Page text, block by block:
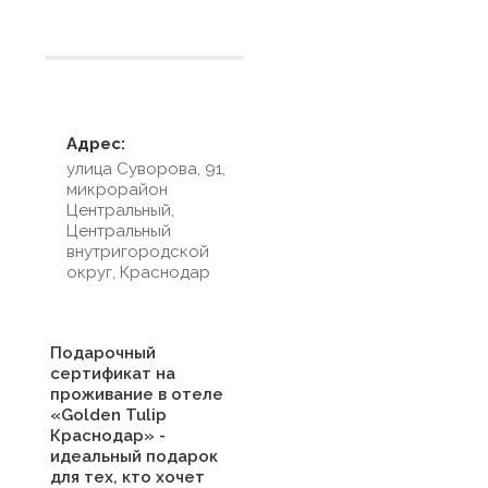
Адрес:
улица Суворова, 91,
микрорайон
Центральный,
Центральный
внутригородской
округ, Краснодар
Подарочный
сертификат на
проживание в отеле
«Golden Tulip
Краснодар» -
идеальный подарок
для тех, кто хочет